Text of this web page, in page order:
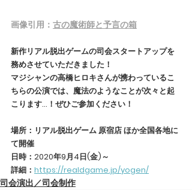
画像引用： 古の魔術師と予言の箱
新作リアル脱出ゲームの司会スタートアップを
務めさせていただきました！
マジシャンの高橋ヒロキさんが携わっているこ
ちらの公演では、魔法のようなことが次々と起
こります…！ぜひご参加ください！
場所：リアル脱出ゲーム 原宿店 ほか全国各地に
て開催
日時：2020年9月4日(金)～
詳細： https://realdgame.jp/yogen/
司会演出／司会制作